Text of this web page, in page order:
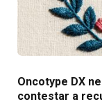
Oncotype DX
contestar a